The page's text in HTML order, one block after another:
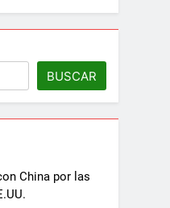
BUSCAR
China por las